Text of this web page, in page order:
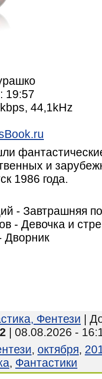
: 19:57
44,1kHz
и
1986 года.
- Завтрашняя
- Девочка и
Дворник
Фентези |
| 08.08.2026 -
, октября,
, Фантастики